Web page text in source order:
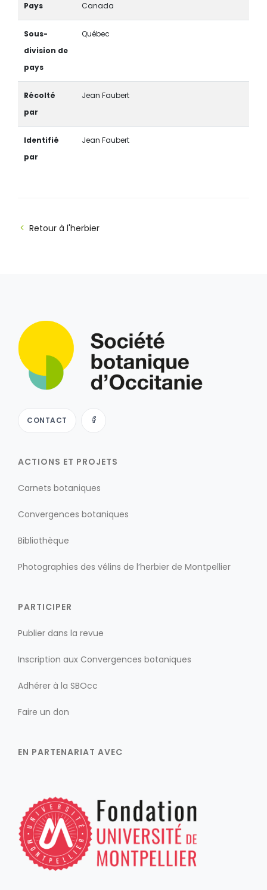
Pays Canada
Sous-
division de
pays
Québec
Récolté
par
Jean Faubert
Identifié
par
Jean Faubert
Retour à l'herbier
CONTACT
ACTIONS ET PROJETS
Carnets botaniques
Convergences botaniques
Bibliothèque
Photographies des vélins de l’herbier de Montpellier
PARTICIPER
Publier dans la revue
Inscription aux Convergences botaniques
Adhérer à la SBOcc
Faire un don
EN PARTENARIAT AVEC